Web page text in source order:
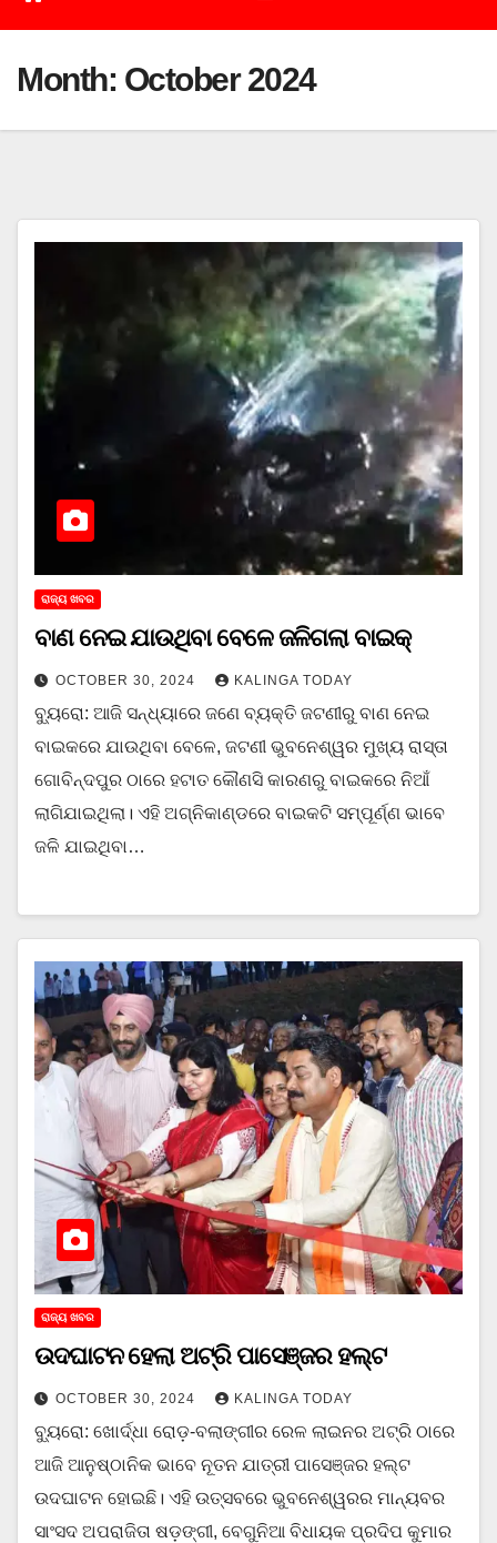
Month: October 2024
ରାଜ୍ୟ ଖବର
ବାଣ ନେଇ ଯାଉଥିବା ବେଳେ ଜଳିଗଲା ବାଇକ୍
OCTOBER 30, 2024 KALINGA TODAY
ବ୍ୟୁରୋ: ଆଜି ସନ୍ଧ୍ୟାରେ ଜଣେ ବ୍ୟକ୍ତି ଜଟଣୀରୁ ବାଣ ନେଇ
ବାଇକରେ ଯାଉଥିବା ବେଳେ, ଜଟଣୀ ଭୁବନେଶ୍ୱର ମୁଖ୍ୟ ରାସ୍ତା
ଗୋବିନ୍ଦପୁର ଠାରେ ହଟାତ କୌଣସି କାରଣରୁ ବାଇକରେ ନିଆଁ
ଲାଗିଯାଇଥିଲା। ଏହି ଅଗ୍ନିକାଣ୍ଡରେ ବାଇକଟି ସମ୍ପୂର୍ଣ୍ଣ ଭାବେ
ଜଳି ଯାଇଥିବା…
ରାଜ୍ୟ ଖବର
ଉଦଘାଟନ ହେଲା ଅଟ୍ରି ପାସେଞ୍ଜର ହଲ୍ଟ
OCTOBER 30, 2024 KALINGA TODAY
ବ୍ୟୁରୋ: ଖୋର୍ଦ୍ଧା ରୋଡ଼-ବଲାଙ୍ଗୀର ରେଳ ଲାଇନର ଅଟ୍ରି ଠାରେ
ଆଜି ଆନୁଷ୍ଠାନିକ ଭାବେ ନୂତନ ଯାତ୍ରୀ ପାସେଞ୍ଜର ହଲ୍ଟ
ଉଦଘାଟନ ହୋଇଛି। ଏହି ଉତ୍ସବରେ ଭୁବନେଶ୍ୱରର ମାନ୍ୟବର
ସାଂସଦ ଅପରାଜିତା ଷଡ଼ଙ୍ଗୀ, ବେଗୁନିଆ ବିଧାୟକ ପ୍ରଦିପ କୁମାର